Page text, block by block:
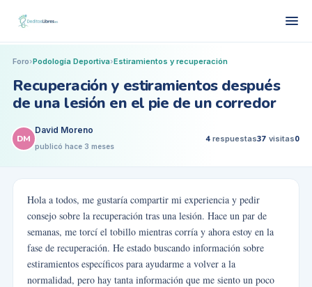
Foro›Podología Deportiva›Estiramientos y recuperación
Recuperación y estiramientos después
de una lesión en el pie de un corredor
DM
David Moreno
publicó hace 3 meses
4 respuestas37 visitas0
Hola a todos, me gustaría compartir mi experiencia y pedir
consejo sobre la recuperación tras una lesión. Hace un par de
semanas, me torcí el tobillo mientras corría y ahora estoy en la
fase de recuperación. He estado buscando información sobre
estiramientos específicos para ayudarme a volver a la
normalidad, pero hay tanta información que me siento un poco